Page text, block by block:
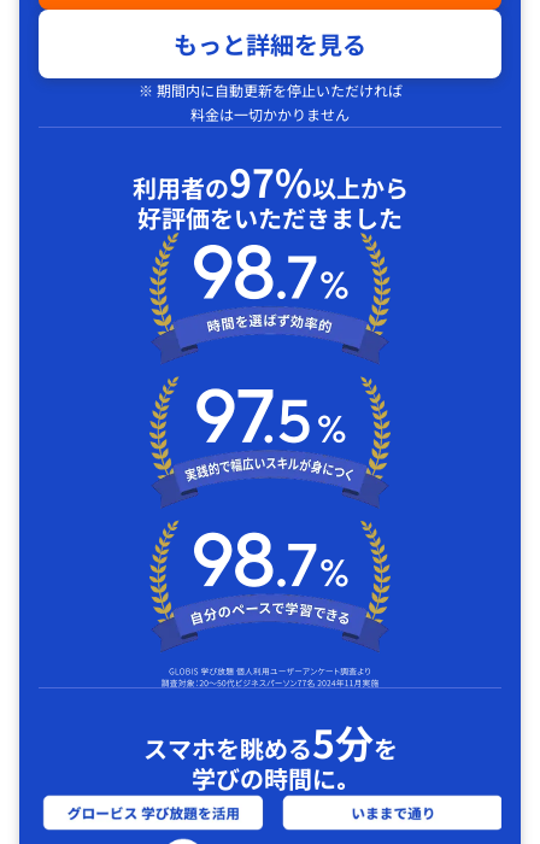
もっと詳細を見る
※ 期間内に自動更新を停止いただければ
料金は一切かかりません
利用者の97%以上から
好評価をいただきました
スマホを眺める5分を
学びの時間に｡